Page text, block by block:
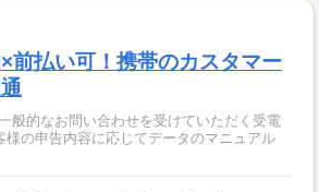
前払い可！携帯のカスタマー
般的なお問い合わせを受けていただく受電